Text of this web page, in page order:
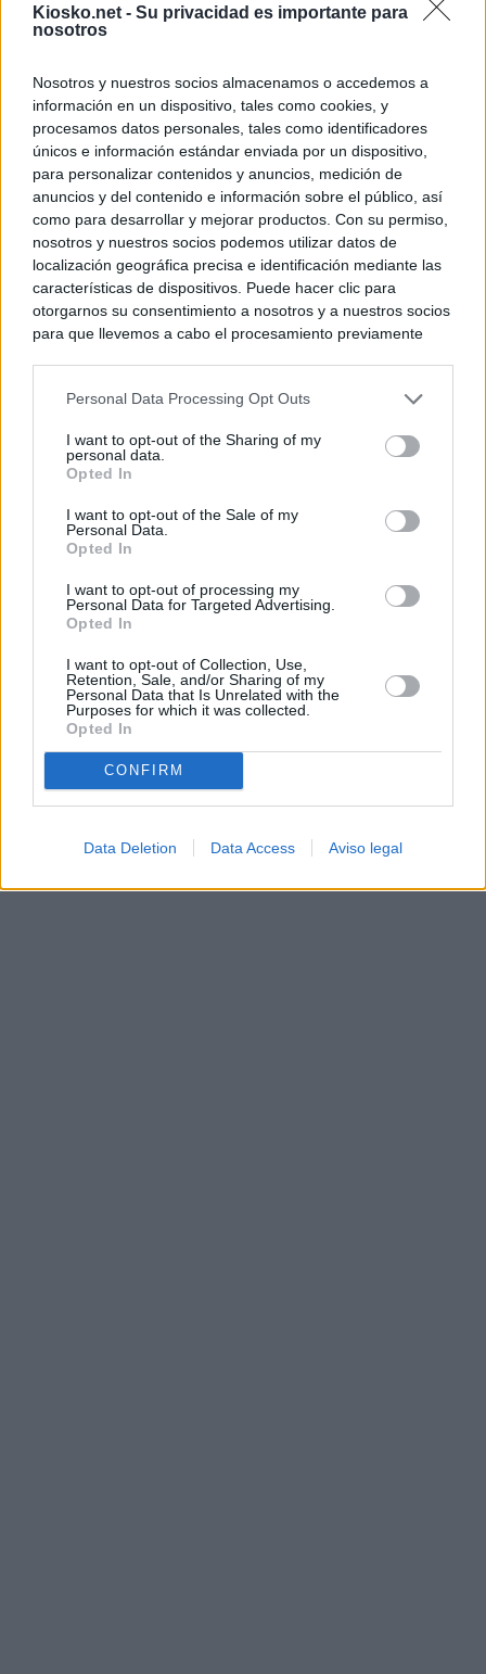
Kiosko.net - Su privacidad es importante para
nosotros
Nosotros y nuestros socios almacenamos o accedemos a
información en un dispositivo, tales como cookies, y
procesamos datos personales, tales como identificadores
únicos e información estándar enviada por un dispositivo,
para personalizar contenidos y anuncios, medición de
anuncios y del contenido e información sobre el público, así
como para desarrollar y mejorar productos. Con su permiso,
nosotros y nuestros socios podemos utilizar datos de
localización geográfica precisa e identificación mediante las
características de dispositivos. Puede hacer clic para
otorgarnos su consentimiento a nosotros y a nuestros socios
para que llevemos a cabo el procesamiento previamente
negar su consentimiento. Tenga en cuenta que algún
de su consentimiento, pero usted tiene el derecho de
rechazar tal procesamiento. Sus preferencias se aplicarán
cualquier momento entrando de nuevo en este sitio web o
visitando nuestra política de privacidad.
Personal Data Processing Opt Outs
I want to opt-out of the Sharing of my
personal data.
Opted In
I want to opt-out of the Sale of my
Personal Data.
Opted In
I want to opt-out of processing my
Personal Data for Targeted Advertising.
Opted In
I want to opt-out of Collection, Use,
Retention, Sale, and/or Sharing of my
Personal Data that Is Unrelated with the
Purposes for which it was collected.
Opted In
CONFIRM
Data Deletion Data Access Aviso legal